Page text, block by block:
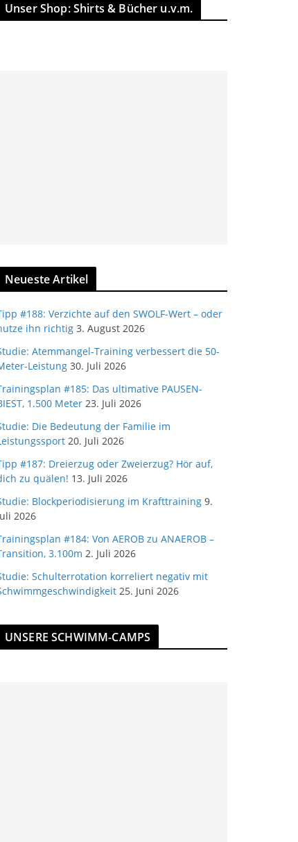
Unser Shop: Shirts & Bücher u.v.m.
Neueste Artikel
#188: Verzichte auf den SWOLF-Wert – oder
ihn richtig 3. August 2026
Atemmangel-Training verbessert die 50-
Leistung 30. Juli 2026
#185: Das ultimative PAUSEN-
1.500 Meter 23. Juli 2026
Die Bedeutung der Familie im
20. Juli 2026
#187: Dreierzug oder Zweierzug? Hör auf,
zu quälen! 13. Juli 2026
Blockperiodisierung im Krafttraining 9.
2026
#184: Von AEROB zu ANAEROB –
3.100m 2. Juli 2026
Schulterrotation korreliert negativ mit
25. Juni 2026
UNSERE SCHWIMM-CAMPS